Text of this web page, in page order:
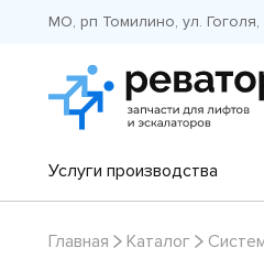
МО, рп Томилино, ул.
Услуги производства
Главная Каталог